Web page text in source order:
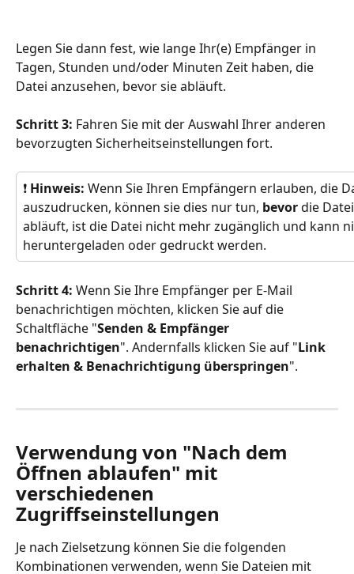
Legen Sie dann fest, wie lange Ihr(e) Empfänger in
Tagen, Stunden und/oder Minuten Zeit haben, die
Datei anzusehen, bevor sie abläuft.
Schritt 3: Fahren Sie mit der Auswahl Ihrer anderen
bevorzugten Sicherheitseinstellungen fort.
❗ Hinweis: Wenn Sie Ihren Empfängern erlauben, die
auszudrucken, können sie dies nur tun, bevor die
abläuft, ist die Datei nicht mehr zugänglich und kann
heruntergeladen oder gedruckt werden.
Schritt 4: Wenn Sie Ihre Empfänger per E-Mail
benachrichtigen möchten, klicken Sie auf die
Schaltfläche "Senden & Empfänger
benachrichtigen". Andernfalls klicken Sie auf "Link
erhalten & Benachrichtigung überspringen".
Verwendung von "Nach dem
Öffnen ablaufen" mit
verschiedenen
Zugriffseinstellungen
Je nach Zielsetzung können Sie die folgenden
Kombinationen verwenden, wenn Sie Dateien mit